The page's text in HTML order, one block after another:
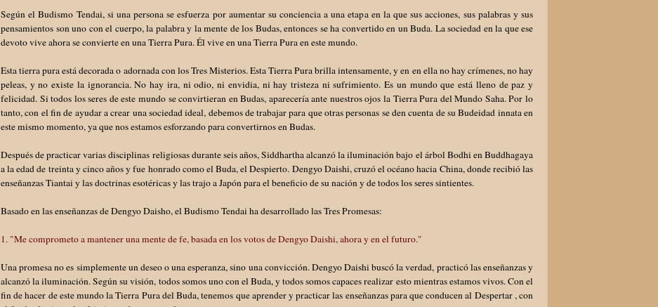
Según el Budismo Tendai, si una persona se esfuerza por aumentar su conciencia a una etapa en la que sus acciones, sus palabras y sus
pensamientos son uno con el cuerpo, la palabra y la mente de los Budas, entonces se ha convertido en un Buda. La sociedad en la que ese
devoto vive ahora se convierte en una Tierra Pura. Él vive en una Tierra Pura en este mundo.
Esta tierra pura está decorada o adornada con los Tres Misterios. Esta Tierra Pura brilla intensamente, y en en ella no hay crímenes, no hay
peleas, y no existe la ignorancia. No hay ira, ni odio, ni envidia, ni hay tristeza ni sufrimiento. Es un mundo que está lleno de paz y
felicidad. Si todos los seres de este mundo se convirtieran en Budas, aparecería ante nuestros ojos la Tierra Pura del Mundo Saha. Por lo
tanto, con el fin de ayudar a crear una sociedad ideal, debemos de trabajar para que otras personas se den cuenta de su Budeidad innata en
este mismo momento, ya que nos estamos esforzando para convertirnos en Budas.
Después de practicar varias disciplinas religiosas durante seis años, Siddhartha alcanzó la iluminación bajo el árbol Bodhi en Buddhagaya
a la edad de treinta y cinco años y fue honrado como el Buda, el Despierto. Dengyo Daishi, cruzó el océano hacia China, donde recibió las
enseñanzas Tiantai y las doctrinas esotéricas y las trajo a Japón para el beneficio de su nación y de todos los seres sintientes.
Basado en las enseñanzas de Dengyo Daisho, el Budismo Tendai ha desarrollado las Tres Promesas:
1. "Me comprometo a mantener una mente de fe, basada en los votos de Dengyo Daishi, ahora y en el futuro."
Una promesa no es simplemente un deseo o una esperanza, sino una convicción. Dengyo Daishi buscó la verdad, practicó las enseñanzas y
alcanzó la iluminación. Según su visión, todos somos uno con el Buda, y todos somos capaces realizar esto mientras estamos vivos. Con el
fin de hacer de este mundo la Tierra Pura del Buda, tenemos que aprender y practicar las enseñanzas para que conducen al Despertar , con